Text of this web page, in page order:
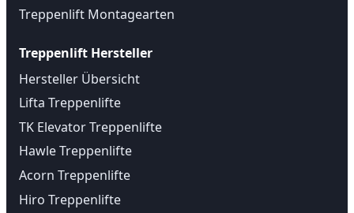
Treppenlift Montagearten
Treppenlift Hersteller
Hersteller Übersicht
Lifta Treppenlifte
TK Elevator Treppenlifte
Hawle Treppenlifte
Acorn Treppenlifte
Hiro Treppenlifte